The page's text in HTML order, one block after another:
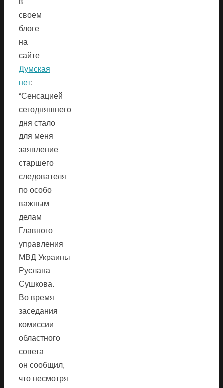
своем
блоге
на
сайте
Думская
нет:
“Сенсацией
сегодняшнего
дня стало
для меня
заявление
старшего
следователя
по особо
важным
делам
Главного
управления
МВД Украины
Руслана
Сушкова.
Во время
заседания
комиссии
областного
совета
он сообщил,
что несмотря